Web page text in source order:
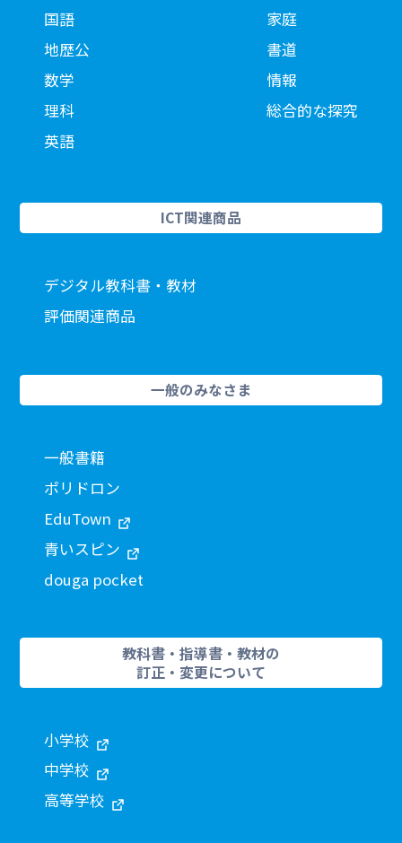
国語
地歴公
数学
理科
英語
家庭
書道
情報
総合的な探究
ICT関連商品
デジタル教科書・教材
評価関連商品
一般のみなさま
一般書籍
ポリドロン
EduTown
青いスピン
douga pocket
教科書・指導書・教材の
訂正・変更について
小学校
中学校
高等学校